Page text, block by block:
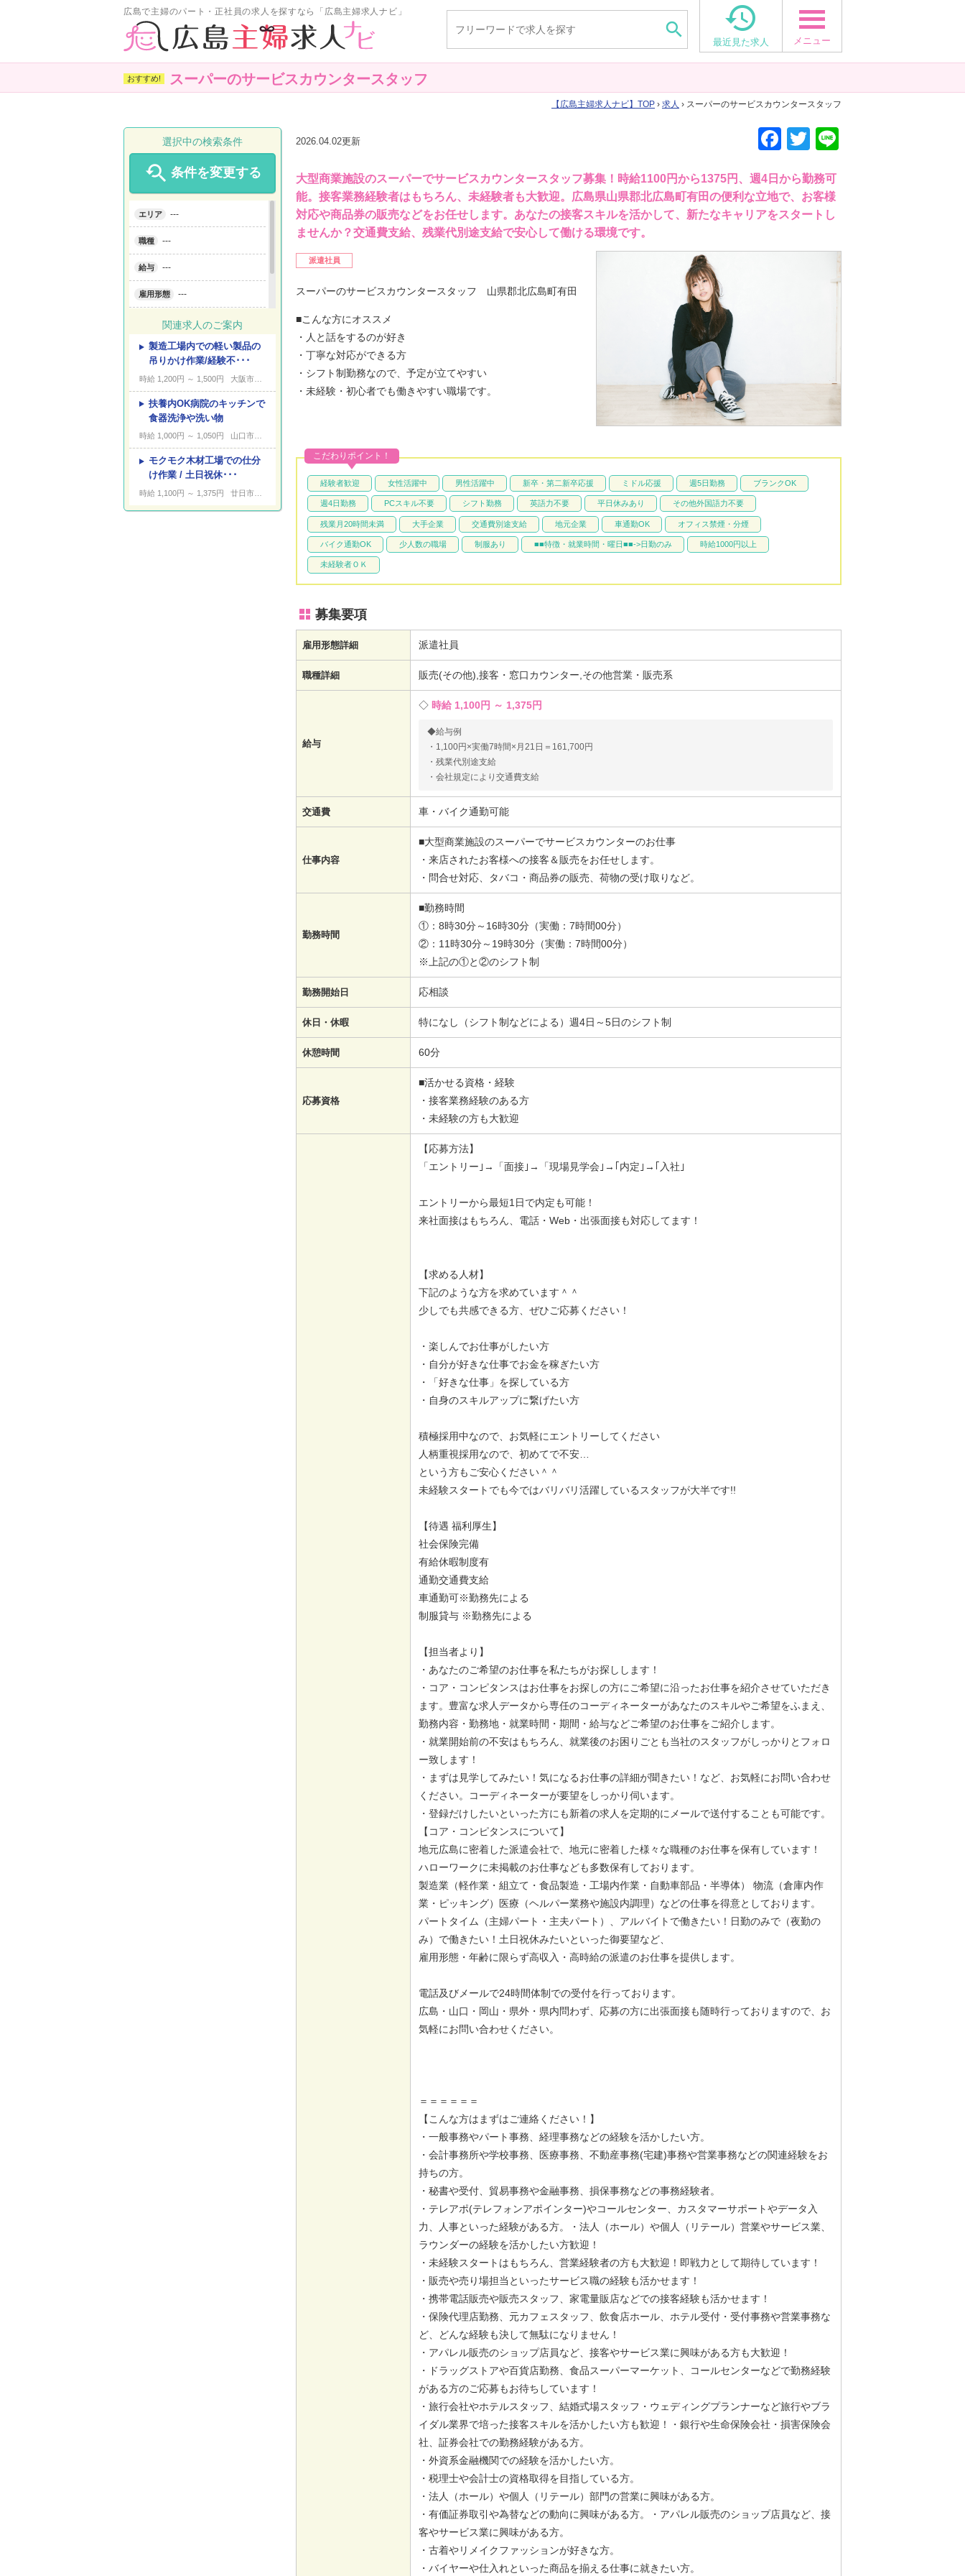
広島で主婦のパート・正社員の求人を探すなら「広島主婦求人ナビ」
 
最近見た求人 メニュー
スーパーのサービスカウンタースタッフ
広島主婦求人ナビ TOP › 求人 › スーパーのサービスカウンタースタッフ
2026.04.02更新
大型商業施設のスーパーでサービスカウンタースタッフ募集！時給1100円から1375円、週4日から勤務可
能。接客業務経験者はもちろん、未経験者も大歓迎。広島県山県郡北広島町有田の便利な立地で、お客様
対応や商品券の販売などをお任せします。あなたの接客スキルを活かして、新たなキャリアをスタートし
ませんか？交通費支給、残業代別途支給で安心して働ける環境です。
派遣社員
F
c
e
o
T
tt
er
スーパーのサービスカウンタースタッフ 山県郡北広島町有田
■こんな方にオススメ
・人と話をするのが好き
・丁寧な対応ができる方
・シフト制勤務なので、予定が立てやすい
・未経験・初心者でも働きやすい職場です。
経験者歓迎 女性活躍中 男性活躍中 新卒・第二新卒応援 ミドル応援 週5日勤務 ブランクOK
週4日勤務 PCスキル不要 シフト勤務 英語力不要 平日休みあり その他外国語力不要
残業月20時間未満 大手企業 交通費別途支給 地元企業 車通勤OK オフィス禁煙・分煙
バイク通勤OK 少人数の職場 制服あり ■■特徴・就業時間・曜日■■->日勤のみ 時給1000円以上
未経験者ＯＫ
こだわりポイント！
募集要項
雇用形態詳細 派遣社員
職種詳細 販売(その他),接客・窓口カウンター,その他営業・販売系
給与
時給 1,100円 ～ 1,375円
◆給与例
・1,100円×実働7時間×月21日＝161,700円
・残業代別途支給
・会社規定により交通費支給
交通費 車・バイク通勤可能
仕事内容
■大型商業施設のスーパーでサービスカウンターのお仕事
・来店されたお客様への接客＆販売をお任せします。
・問合せ対応、タバコ・商品券の販売、荷物の受け取りなど。
勤務時間
■勤務時間
①：8時30分～16時30分（実働：7時間00分）
②：11時30分～19時30分（実働：7時間00分）
※上記の①と②のシフト制
勤務開始日 応相談
休日・休暇 特になし（シフト制などによる）週4日～5日のシフト制
休憩時間 60分
応募資格
■活かせる資格・経験
・接客業務経験のある方
・未経験の方も大歓迎
【応募方法】
「エントリー｣→「面接｣→「現場見学会｣→｢内定｣→｢入社｣
エントリーから最短1日で内定も可能！
来社面接はもちろん、電話・Web・出張面接も対応してます！
【求める人材】
下記のような方を求めています＾＾
少しでも共感できる方、ぜひご応募ください！
・楽しんでお仕事がしたい方
・自分が好きな仕事でお金を稼ぎたい方
・「好きな仕事」を探している方
・自身のスキルアップに繋げたい方
積極採用中なので、お気軽にエントリーしてください
人柄重視採用なので、初めてで不安…
という方もご安心ください＾＾
未経験スタートでも今ではバリバリ活躍しているスタッフが大半です!!
【待遇 福利厚生】
社会保険完備
有給休暇制度有
通勤交通費支給
車通勤可※勤務先による
制服貸与 ※勤務先による
【担当者より】
・あなたのご希望のお仕事を私たちがお探しします！
・コア・コンピタンスはお仕事をお探しの方にご希望に沿ったお仕事を紹介させていただき
ます。豊富な求人データから専任のコーディネーターがあなたのスキルやご希望をふまえ、
勤務内容・勤務地・就業時間・期間・給与などご希望のお仕事をご紹介します。
・就業開始前の不安はもちろん、就業後のお困りごとも当社のスタッフがしっかりとフォロ
ー致します！
・まずは見学してみたい！気になるお仕事の詳細が聞きたい！など、お気軽にお問い合わせ
ください。コーディネーターが要望をしっかり伺います。
・登録だけしたいといった方にも新着の求人を定期的にメールで送付することも可能です。
【コア・コンピタンスについて】
地元広島に密着した派遣会社で、地元に密着した様々な職種のお仕事を保有しています！
ハローワークに未掲載のお仕事なども多数保有しております。
製造業（軽作業・組立て・食品製造・工場内作業・自動車部品・半導体） 物流（倉庫内作
業・ピッキング）医療（ヘルパー業務や施設内調理）などの仕事を得意としております。
パートタイム（主婦パート・主夫パート）、アルバイトで働きたい！日勤のみで（夜勤の
み）で働きたい！土日祝休みたいといった御要望など、
雇用形態・年齢に限らず高収入・高時給の派遣のお仕事を提供します。
電話及びメールで24時間体制での受付を行っております。
広島・山口・岡山・県外・県内問わず、応募の方に出張面接も随時行っておりますので、お
気軽にお問い合わせください。
＝＝＝＝＝＝
【こんな方はまずはご連絡ください！】
・一般事務やパート事務、経理事務などの経験を活かしたい方。
・会計事務所や学校事務、医療事務、不動産事務(宅建)事務や営業事務などの関連経験をお
持ちの方。
・秘書や受付、貿易事務や金融事務、損保事務などの事務経験者。
・テレアポ(テレフォンアポインター)やコールセンター、カスタマーサポートやデータ入
力、人事といった経験がある方。・法人（ホール）や個人（リテール）営業やサービス業、
ラウンダーの経験を活かしたい方歓迎！
・未経験スタートはもちろん、営業経験者の方も大歓迎！即戦力として期待しています！
・販売や売り場担当といったサービス職の経験も活かせます！
・携帯電話販売や販売スタッフ、家電量販店などでの接客経験も活かせます！
・保険代理店勤務、元カフェスタッフ、飲食店ホール、ホテル受付・受付事務や営業事務な
ど、どんな経験も決して無駄になりません！
・アパレル販売のショップ店員など、接客やサービス業に興味がある方も大歓迎！
・ドラッグストアや百貨店勤務、食品スーパーマーケット、コールセンターなどで勤務経験
がある方のご応募もお待ちしています！
・旅行会社やホテルスタッフ、結婚式場スタッフ・ウェディングプランナーなど旅行やブラ
イダル業界で培った接客スキルを活かしたい方も歓迎！・銀行や生命保険会社・損害保険会
社、証券会社での勤務経験がある方。
・外資系金融機関での経験を活かしたい方。
・税理士や会計士の資格取得を目指している方。
・法人（ホール）や個人（リテール）部門の営業に興味がある方。
・有価証券取引や為替などの動向に興味がある方。・アパレル販売のショップ店員など、接
客やサービス業に興味がある方。
・古着やリメイクファッションが好きな方。
・バイヤーや仕入れといった商品を揃える仕事に就きたい方。
選択中の検索条件
 条件を変更する
エリア ---
職種 ---
給与 ---
雇用形態 ---
こだわり条件 ---
キーワード ---
関連求人のご案内
製造工場内での軽い製品の
吊りかけ作業/経験不･･･
時給 1,200円 ～ 1,500円 大阪市城東区永田
扶養内OK病院のキッチンで
食器洗浄や洗い物
時給 1,000円 ～ 1,050円 山口市黒川
モクモク木材工場での仕分
け作業 / 土日祝休･･･
時給 1,100円 ～ 1,375円 廿日市市栗栖